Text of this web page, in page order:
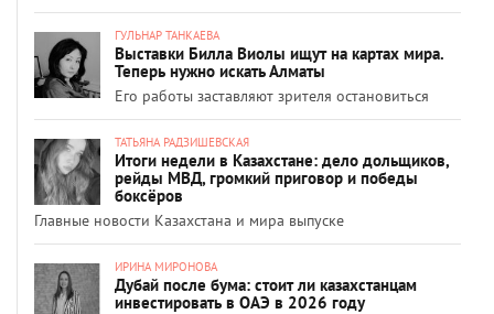
ГУЛЬНАР ТАНКАЕВА
Выставки Билла Виолы ищут на картах мира.
Теперь нужно искать Алматы
Его работы заставляют зрителя остановиться
ТАТЬЯНА РАДЗИШЕВСКАЯ
Итоги недели в Казахстане: дело дольщиков,
рейды МВД, громкий приговор и победы
боксёров
Главные новости Казахстана и мира выпуске
ИРИНА МИРОНОВА
Дубай после бума: стоит ли казахстанцам
инвестировать в ОАЭ в 2026 году